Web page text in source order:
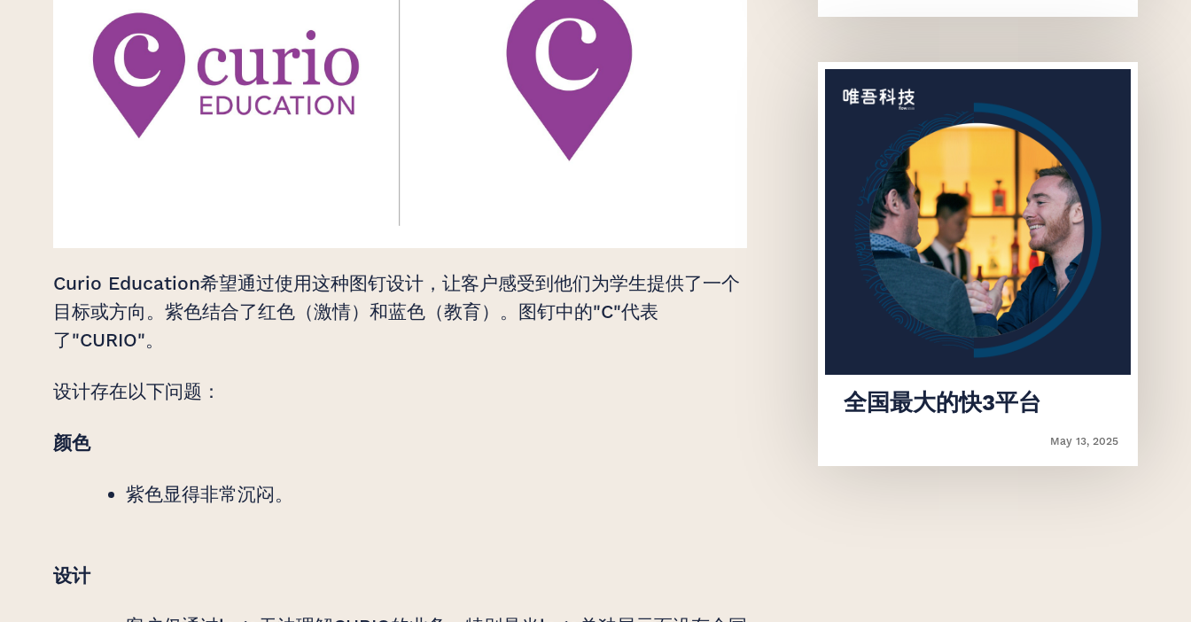
Curio Education希望通过使用这种图钉设计，让客户感受到他们为学生提供了一个
目标或方向。紫色结合了红色（激情）和蓝色（教育）。图钉中的"C"代表
了"CURIO"。
设计存在以下问题：
颜色
紫色显得非常沉闷。
设计
‌全国最大的快3平台
May 13, 2025